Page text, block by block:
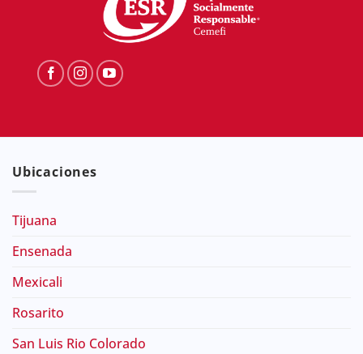
Ubicaciones
Tijuana
Ensenada
Mexicali
Rosarito
San Luis Rio Colorado